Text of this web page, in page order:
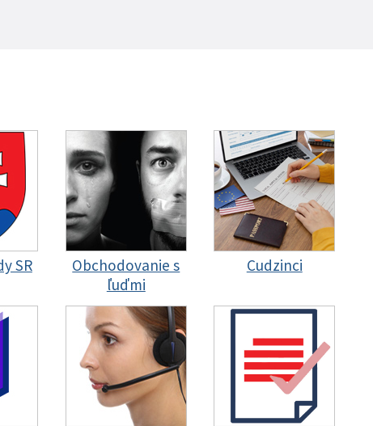
SR
Obchodovanie s
ľuďmi
Cudzinci